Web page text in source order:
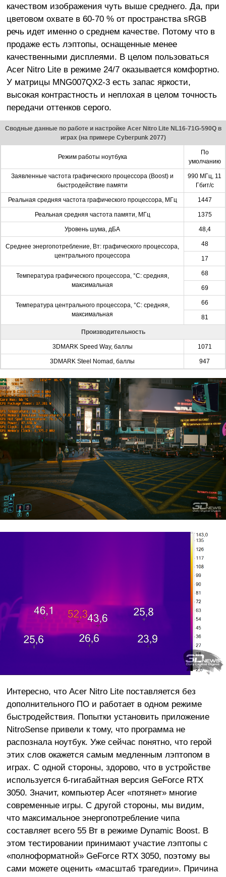
качеством изображения чуть выше среднего. Да, при
цветовом охвате в 60-70 % от пространства sRGB
речь идет именно о среднем качестве. Потому что в
продаже есть лэптопы, оснащенные менее
качественными дисплеями. В целом пользоваться
Acer Nitro Lite в режиме 24/7 оказывается комфортно.
У матрицы MNG007QX2-3 есть запас яркости,
высокая контрастность и неплохая в целом точность
передачи оттенков серого.
Сводные данные по работе и настройке Acer Nitro Lite NL16-71G-590Q в
играх (на примере Cyberpunk 2077)
Режим работы ноутбука
По
умолчанию
Заявленные частота графического процессора (Boost) и
быстродействие памяти
990 МГц, 11
Гбит/с
Реальная средняя частота графического процессора, МГц 1447
Реальная средняя частота памяти, МГц 1375
Уровень шума, дБА 48,4
Среднее энергопотребление, Вт: графического процессора,
центрального процессора
48
17
Температура графического процессора, °C: средняя,
максимальная
68
69
Температура центрального процессора, °C: средняя,
максимальная
66
81
Производительность
3DMARK Speed Way, баллы 1071
3DMARK Steel Nomad, баллы 947
Интересно, что Acer Nitro Lite поставляется без
дополнительного ПО и работает в одном режиме
быстродействия. Попытки установить приложение
NitroSense привели к тому, что программа не
распознала ноутбук. Уже сейчас понятно, что герой
этих слов окажется самым медленным лэптопом в
играх. С одной стороны, здорово, что в устройстве
используется 6-гигабайтная версия GeForce RTX
3050. Значит, компьютер Acer «потянет» многие
современные игры. С другой стороны, мы видим,
что максимальное энергопотребление чипа
составляет всего 55 Вт в режиме Dynamic Boost. В
этом тестировании принимают участие лэптопы с
«полноформатной» GeForce RTX 3050, поэтому вы
сами можете оценить «масштаб трагедии». Причина